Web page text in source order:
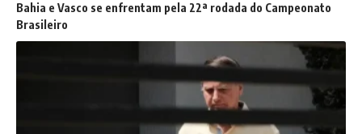
Bahia e Vasco se enfrentam pela 22ª rodada do Campeonato
Brasileiro